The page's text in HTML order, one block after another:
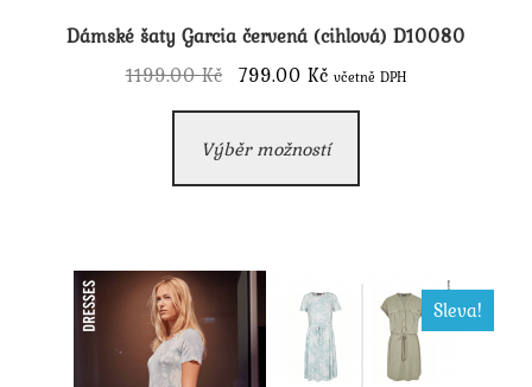
Dámské šaty Garcia červená (cihlová) D10080
1199.00Kč
Původní
cena
byla:
799.00KčAktuální
cena
je:
včetně DPH
Výběr možností
má
Možnosti
vybrat
Sleva!